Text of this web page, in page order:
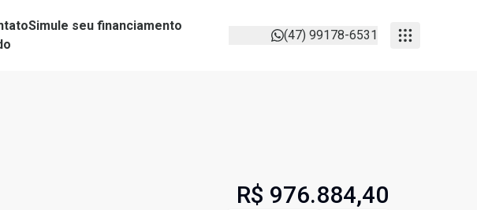
Simule seu financiamento
(47) 99178-6531
R$ 976.884,40